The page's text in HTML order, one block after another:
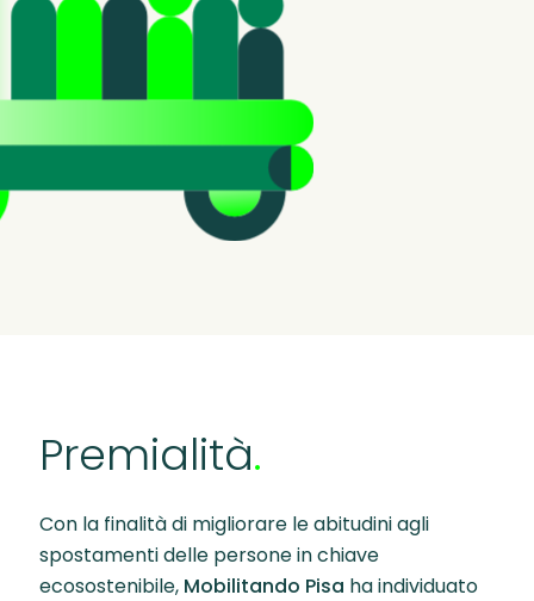
Premialità.
Con la finalità di migliorare le abitudini agli
spostamenti delle persone in chiave
ecosostenibile, Mobilitando Pisa ha individuato